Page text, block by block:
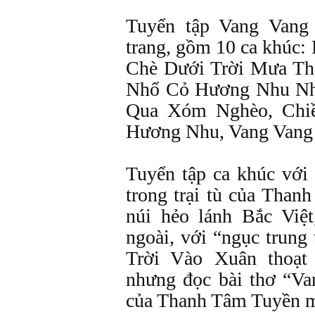
Tuyển tập Vang
trang, gồm 10 ca
Chè Dưới Trời Mưa
Nhổ Cỏ Hương Nhu
Qua Xóm Nghèo,
Hương Nhu, Vang
Tuyển tập ca khúc
trong trại tù của
núi hẻo lánh Bắc
ngoài, với “ngục trung
Trời Vào Xuân
nhưng đọc bài thơ
của Thanh Tâm Tuyền